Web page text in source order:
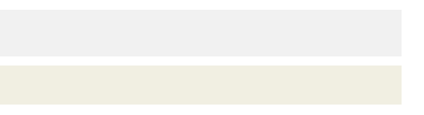
全ての商品を見る